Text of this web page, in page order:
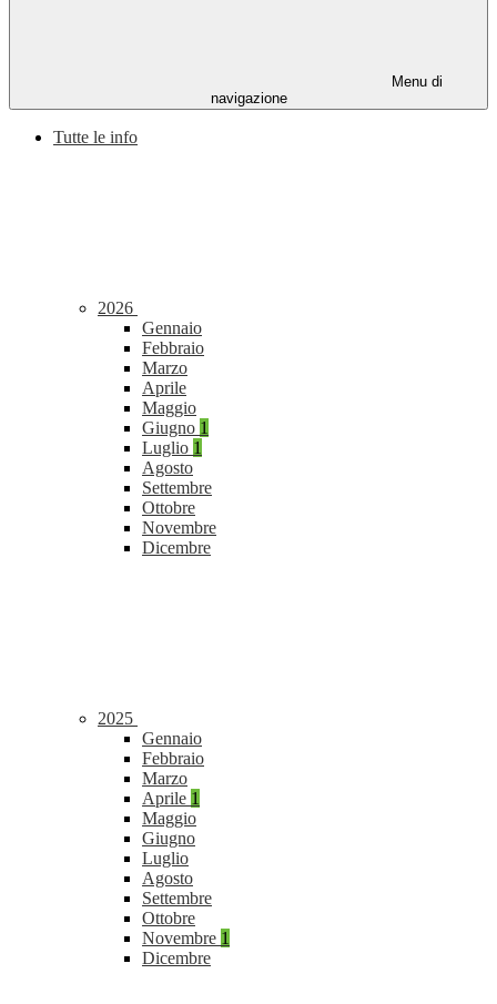
Menu di
navigazione
Tutte le info
2026
Gennaio
Febbraio
Marzo
Aprile
Maggio
Giugno 1
Luglio 1
Agosto
Settembre
Ottobre
Novembre
Dicembre
2025
Gennaio
Febbraio
Marzo
Aprile 1
Maggio
Giugno
Luglio
Agosto
Settembre
Ottobre
Novembre 1
Dicembre